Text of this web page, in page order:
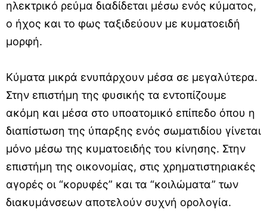
ηλεκτρικό ρεύμα διαδίδεται μέσω ενός κύματος,
ο ήχος και το φως ταξιδεύουν με κυματοειδή
μορφή.
Κύματα μικρά ενυπάρχουν μέσα σε μεγαλύτερα.
Στην επιστήμη της φυσικής τα εντοπίζουμε
ακόμη και μέσα στο υποατομικό επίπεδο όπου η
διαπίστωση της ύπαρξης ενός σωματιδίου γίνεται
μόνο μέσω της κυματοειδής του κίνησης. Στην
επιστήμη της οικονομίας, στις χρηματιστηριακές
αγορές οι “κορυφές” και τα “κοιλώματα” των
διακυμάνσεων αποτελούν συχνή ορολογία.